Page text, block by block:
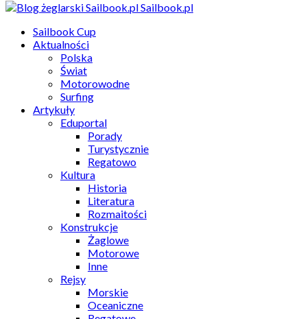
Sailbook.pl
Sailbook Cup
Aktualności
Polska
Świat
Motorowodne
Surfing
Artykuły
Eduportal
Porady
Turystycznie
Regatowo
Kultura
Historia
Literatura
Rozmaitości
Konstrukcje
Żaglowe
Motorowe
Inne
Rejsy
Morskie
Oceaniczne